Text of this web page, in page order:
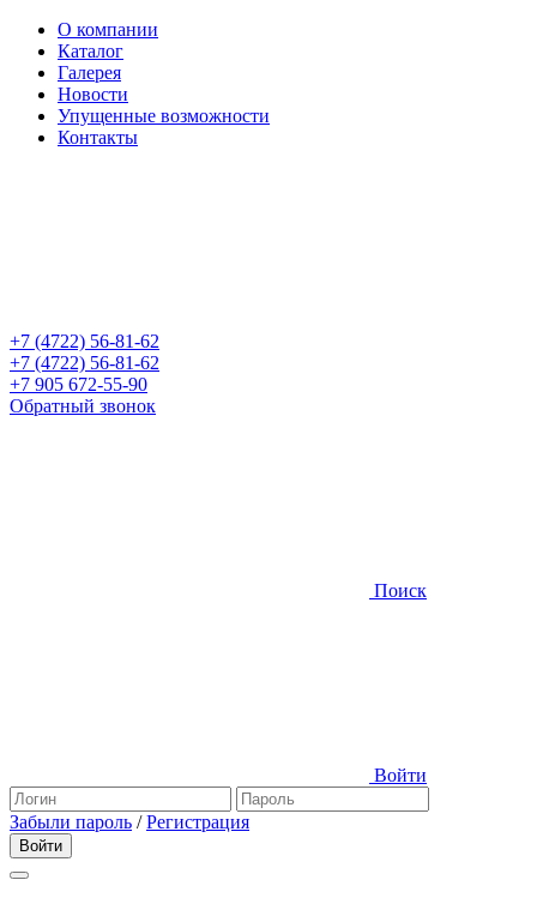
О компании
Каталог
Галерея
Новости
Упущенные возможности
Контакты
+7 (4722) 56-81-62
+7 (4722) 56-81-62
+7 905 672-55-90
Обратный звонок
Поиск
Войти
Забыли пароль /Регистрация